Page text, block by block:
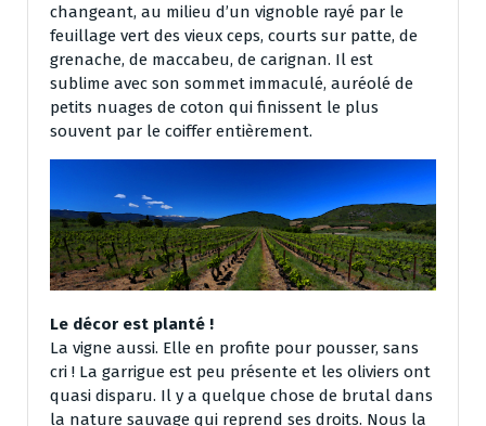
changeant, au milieu d’un vignoble rayé par le
feuillage vert des vieux ceps, courts sur patte, de
grenache, de maccabeu, de carignan. Il est
sublime avec son sommet immaculé, auréolé de
petits nuages de coton qui finissent le plus
souvent par le coiffer entièrement.
Le décor est planté !
La vigne aussi. Elle en profite pour pousser, sans
cri ! La garrigue est peu présente et les oliviers ont
quasi disparu. Il y a quelque chose de brutal dans
la nature sauvage qui reprend ses droits. Nous la